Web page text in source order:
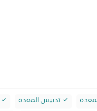
تدبيس المعدة